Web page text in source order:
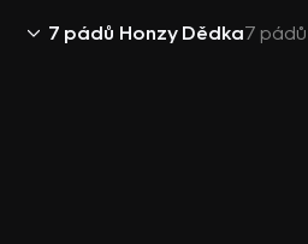
7 pádů Honzy Dědka